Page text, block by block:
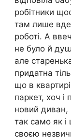
робітники
там лише
роботі. А
не було й
але
придатна
що в
паркет, хоч і
новий диван,
так само як
своєю